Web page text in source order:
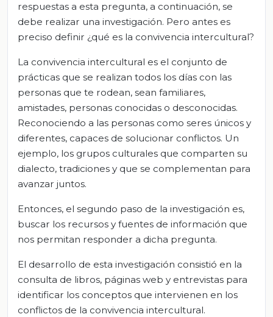
respuestas a esta pregunta, a continuación, se
debe realizar una investigación. Pero antes es
preciso definir ¿qué es la convivencia intercultural?
La convivencia intercultural es el conjunto de
prácticas que se realizan todos los días con las
personas que te rodean, sean familiares,
amistades, personas conocidas o desconocidas.
Reconociendo a las personas como seres únicos y
diferentes, capaces de solucionar conflictos. Un
ejemplo, los grupos culturales que comparten su
dialecto, tradiciones y que se complementan para
avanzar juntos.
Entonces, el segundo paso de la investigación es,
buscar los recursos y fuentes de información que
nos permitan responder a dicha pregunta.
El desarrollo de esta investigación consistió en la
consulta de libros, páginas web y entrevistas para
identificar los conceptos que intervienen en los
conflictos de la convivencia intercultural.